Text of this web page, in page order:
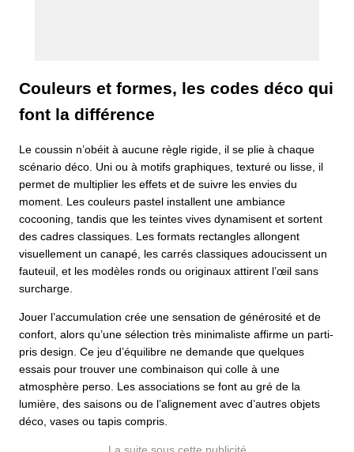
Couleurs et formes, les codes déco qui
font la différence
Le coussin n’obéit à aucune règle rigide, il se plie à chaque
scénario déco. Uni ou à motifs graphiques, texturé ou lisse, il
permet de multiplier les effets et de suivre les envies du
moment. Les couleurs pastel installent une ambiance
cocooning, tandis que les teintes vives dynamisent et sortent
des cadres classiques. Les formats rectangles allongent
visuellement un canapé, les carrés classiques adoucissent un
fauteuil, et les modèles ronds ou originaux attirent l’œil sans
surcharge.
Jouer l’accumulation crée une sensation de générosité et de
confort, alors qu’une sélection très minimaliste affirme un parti-
pris design. Ce jeu d’équilibre ne demande que quelques
essais pour trouver une combinaison qui colle à une
atmosphère perso. Les associations se font au gré de la
lumière, des saisons ou de l’alignement avec d’autres objets
déco, vases ou tapis compris.